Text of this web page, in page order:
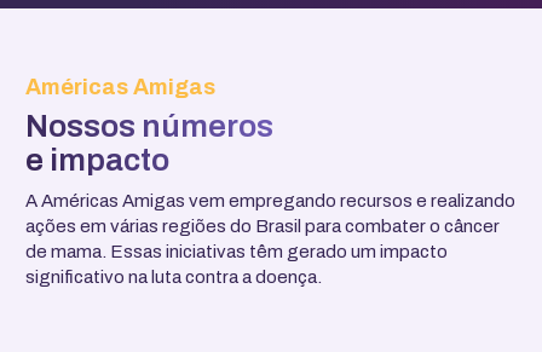
Américas Amigas
Nossos números
e impacto
A Américas Amigas vem empregando recursos e realizando
ações em várias regiões do Brasil para combater o câncer
de mama. Essas iniciativas têm gerado um impacto
significativo na luta contra a doença.